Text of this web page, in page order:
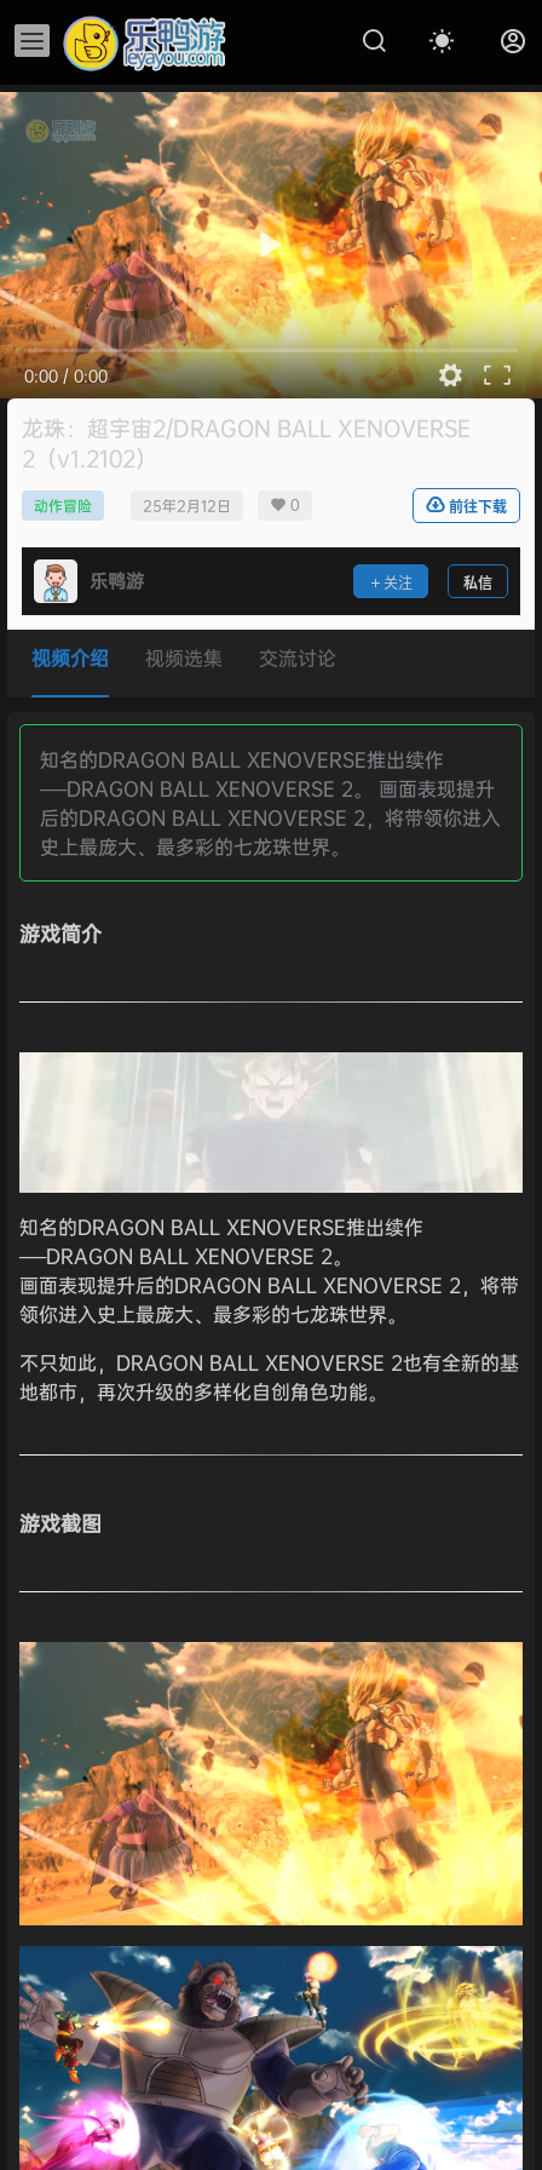
0:00/0:00
龙珠：超宇宙2/DRAGON BALL XENOVERSE
2（v1.2102）
动作冒险 25年2月12日 0 前往下载
乐鸭游 关注 私信
视频介绍 视频选集 交流讨论
知名的DRAGON BALL XENOVERSE推出续作
──DRAGON BALL XENOVERSE 2。 画面表现提升
后的DRAGON BALL XENOVERSE 2，将带领你进入
史上最庞大、最多彩的七龙珠世界。
游戏简介
知名的DRAGON BALL XENOVERSE推出续作
──DRAGON BALL XENOVERSE 2。
画面表现提升后的DRAGON BALL XENOVERSE 2，将带
领你进入史上最庞大、最多彩的七龙珠世界。
不只如此，DRAGON BALL XENOVERSE 2也有全新的基
地都市，再次升级的多样化自创角色功能。
游戏截图